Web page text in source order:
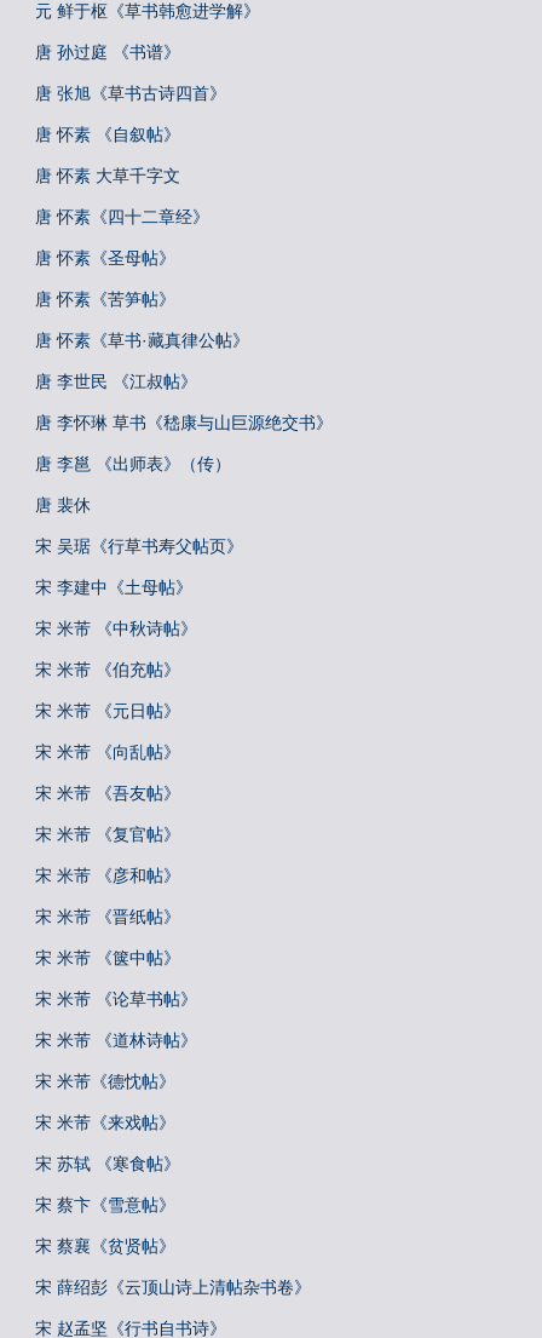
元 鲜于枢《草书韩愈进学解》
唐 孙过庭 《书谱》
唐 张旭《草书古诗四首》
唐 怀素 《自叙帖》
唐 怀素 大草千字文
唐 怀素《四十二章经》
唐 怀素《圣母帖》
唐 怀素《苦笋帖》
唐 怀素《草书·藏真律公帖》
唐 李世民 《江叔帖》
唐 李怀琳 草书《嵇康与山巨源绝交书》
唐 李邕 《出师表》（传）
唐 裴休
宋 吴琚《行草书寿父帖页》
宋 李建中《土母帖》
宋 米芾 《中秋诗帖》
宋 米芾 《伯充帖》
宋 米芾 《元日帖》
宋 米芾 《向乱帖》
宋 米芾 《吾友帖》
宋 米芾 《复官帖》
宋 米芾 《彦和帖》
宋 米芾 《晋纸帖》
宋 米芾 《箧中帖》
宋 米芾 《论草书帖》
宋 米芾 《道林诗帖》
宋 米芾《德忱帖》
宋 米芾《来戏帖》
宋 苏轼 《寒食帖》
宋 蔡卞《雪意帖》
宋 蔡襄《贫贤帖》
宋 薛绍彭《云顶山诗上清帖杂书卷》
宋 赵孟坚《行书自书诗》